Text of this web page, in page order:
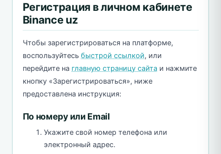
Регистрация в личном кабинете
Binance uz
Чтобы зарегистрироваться на платформе,
воспользуйтесь быстрой ссылкой, или
перейдите на главную страницу сайта и нажмите
кнопку «Зарегистрироваться», ниже
предоставлена инструкция:
По номеру или Email
Укажите свой номер телефона или
электронный адрес.